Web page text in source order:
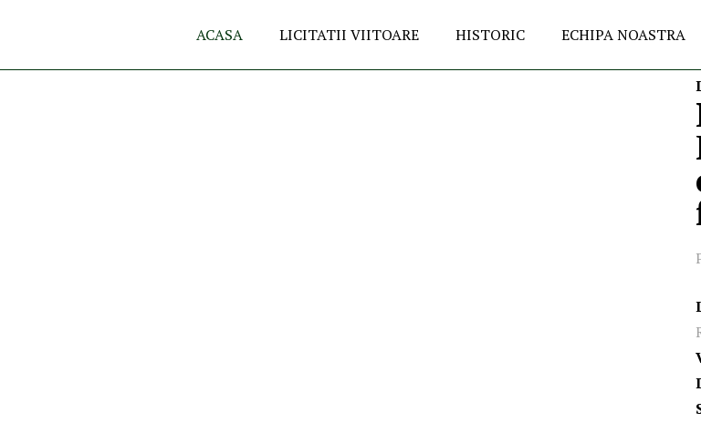
ACASA LICITATII VIITOARE HISTORIC ECHIPA NOASTRA